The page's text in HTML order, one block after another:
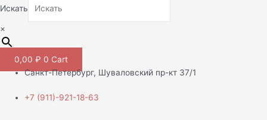
Искать
×
0,00 ₽ 0 Cart
Санкт-Петербург, Шуваловский пр-кт 37/1
+7 (911)-921-18-63